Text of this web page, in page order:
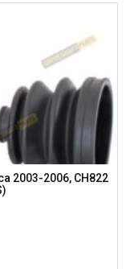
2003-2006, CH822